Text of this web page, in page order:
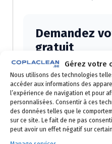
Gérez votre
Nous utilisons des technologies
accéder aux informations des
l’expérience de navigation et pour
personnalisées. Consentir à ces
des données telles que le
sur ce site. Le fait de ne pas
peut avoir un effet négatif sur
Demandez
gratuit
Réponse sous 24h
téléphone ou email
préférence.
Prénom